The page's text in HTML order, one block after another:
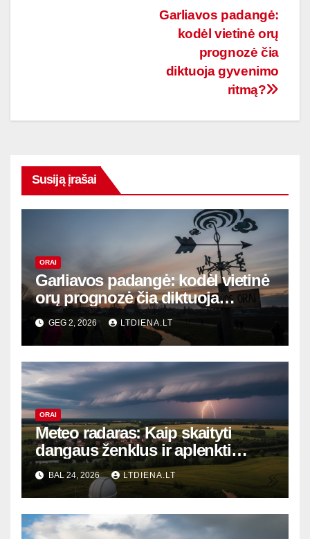
Garliavos padangė:
kodėl vietinė orų
prognozė čia
diktuoja gyvenimo
ritmą?
Susiją įrašai
ORAI
Garliavos padangė: kodėl vietinė
orų prognozė čia diktuoja
gyvenimo ritmą?
GEG 2, 2026 LTDIENA.LT
ORAI
Meteo radaras: Kaip skaityti
dangaus ženklus ir aplenkti
audrą – profesionalų paslaptys
BAL 24, 2026 LTDIENA.LT